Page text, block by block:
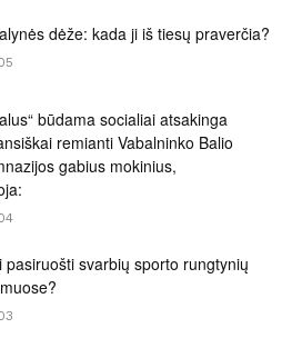
dėže: kada ji iš tiesų praverčia?
būdama socialiai atsakinga
remianti Vabalninko Balio
gabius mokinius,
pasiruošti svarbių sporto rungtynių